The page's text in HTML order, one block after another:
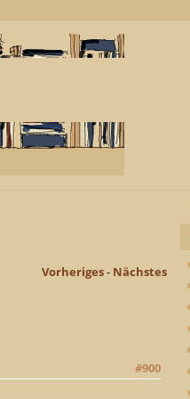
Vorheriges- Nächstes
#900